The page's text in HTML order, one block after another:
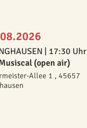
| 17:30 Uhr
(open air)
Allee 1 , 45657